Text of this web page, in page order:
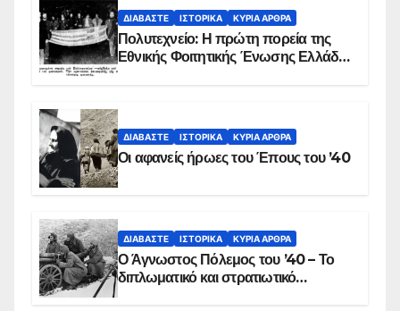
ΔΙΑΒΆΣΤΕ ΙΣΤΟΡΙΚΆ ΚΥΡΙΑ ΑΡΘΡΑ
Πολυτεχνείο: Η πρώτη πορεία της
Εθνικής Φοιτητικής Ένωσης Ελλάδος
ΔΙΑΒΆΣΤΕ ΙΣΤΟΡΙΚΆ ΚΥΡΙΑ ΑΡΘΡΑ
Οι αφανείς ήρωες του Έπους του ’40
ΔΙΑΒΆΣΤΕ ΙΣΤΟΡΙΚΆ ΚΥΡΙΑ ΑΡΘΡΑ
Ο Άγνωστος Πόλεμος του ’40 – Το
διπλωματικό και στρατιωτικό